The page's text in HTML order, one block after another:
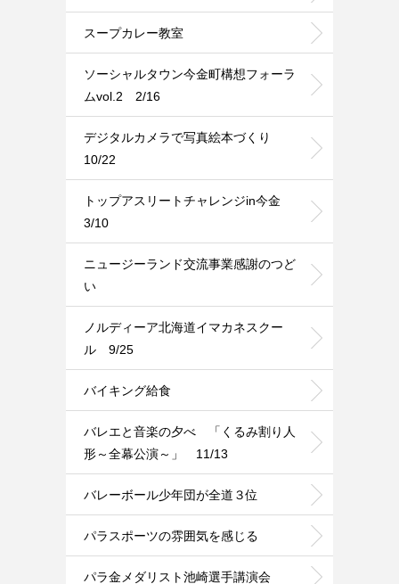
スープカレー教室
ソーシャルタウン今金町構想フォーラ
ムvol.2 2/16
デジタルカメラで写真絵本づくり
10/22
トップアスリートチャレンジin今金
3/10
ニュージーランド交流事業感謝のつど
い
ノルディーア北海道イマカネスクー
ル 9/25
バイキング給食
バレエと音楽の夕べ 「くるみ割り人
形～全幕公演～」 11/13
バレーボール少年団が全道３位
パラスポーツの雰囲気を感じる
パラ金メダリスト池崎選手講演会